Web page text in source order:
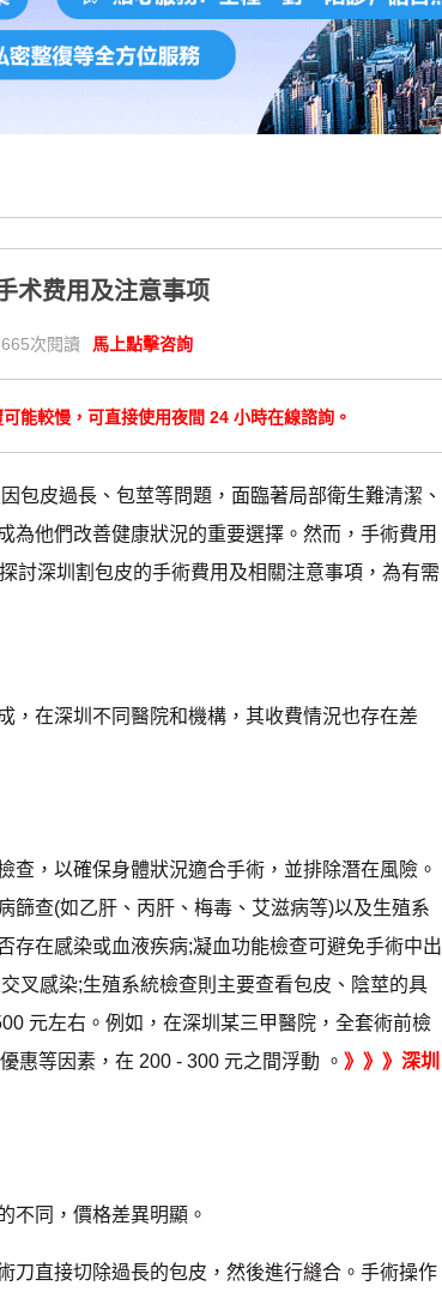
术费用及注意事项
次閱讀 馬上點擊咨詢
能較慢，可直接使用夜間 24 小時在線諮詢。
皮過長、包莖等問題，面臨著局部衛生難清潔、
為他們改善健康狀況的重要選擇。然而，手術費用
討深圳割包皮的手術費用及相關注意事項，為有需
在深圳不同醫院和機構，其收費情況也存在差
，以確保身體狀況適合手術，並排除潛在風險。
篩查(如乙肝、丙肝、梅毒、艾滋病等)以及生殖系
存在感染或血液疾病;凝血功能檢查可避免手術中出
叉感染;生殖系統檢查則主要查看包皮、陰莖的具
元左右。例如，在深圳某三甲醫院，全套術前檢
惠等因素，在 200 - 300 元之間浮動 。 》》》深圳
同，價格差異明顯。
直接切除過長的包皮，然後進行縫合。手術操作